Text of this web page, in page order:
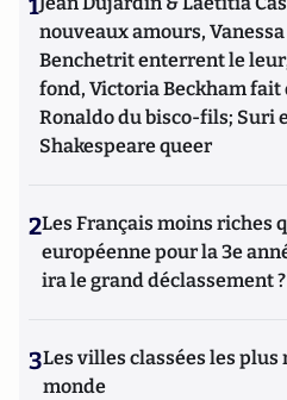
1
nouveaux amours,
Benchetrit enterrent le
fond, Victoria Beckham
Ronaldo du bisco-fils; Suri
Shakespeare queer
2Les Français moins riches
européenne pour la 3e
ira le grand déclassement ?
3Les villes classées les
monde